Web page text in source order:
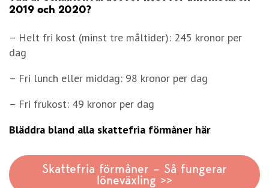
2019 och 2020?
– Helt fri kost (minst tre måltider): 245 kronor per
dag
– Fri lunch eller middag: 98 kronor per dag
– Fri frukost: 49 kronor per dag
Bläddra bland alla skattefria förmåner här
Skattefria förmåner – Så fungerar
löneväxling >>